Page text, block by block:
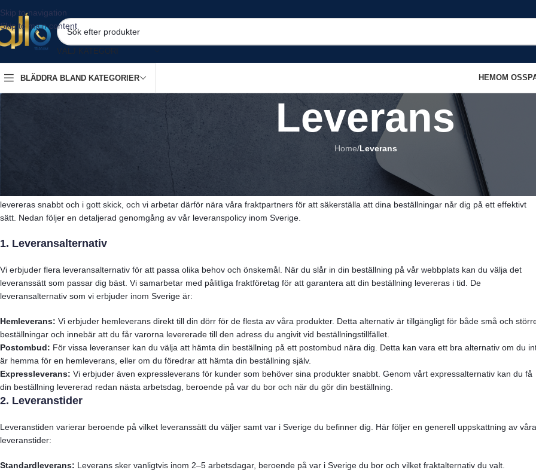
Skip to navigation
Skip to main content
VÄLJ KATEGORI
BLÄDDRA BLAND KATEGORIER HEMOM OSS
Leverans
Home/Leverans
Leveranspolicy hos Allo Telecom inom Sverige
Hos Allo Telecom strävar vi efter att erbjuda våra kunder en smidig och pålitlig leveransupplevelse. Vi förstår hur viktigt det är att dina produkter
levereras snabbt och i gott skick, och vi arbetar därför nära våra fraktpartners för att säkerställa att dina beställningar når dig på ett effektivt
sätt. Nedan följer en detaljerad genomgång av vår leveranspolicy inom Sverige.
1. Leveransalternativ
Vi erbjuder flera leveransalternativ för att passa olika behov och önskemål. När du slår in din beställning på vår webbplats kan du välja det
leveranssätt som passar dig bäst. Vi samarbetar med pålitliga fraktföretag för att garantera att din beställning levereras i tid. De
leveransalternativ som vi erbjuder inom Sverige är:
Hemleverans: Vi erbjuder hemleverans direkt till din dörr för de flesta av våra produkter. Detta alternativ är tillgängligt för både små och
beställningar och innebär att du får varorna levererade till den adress du angivit vid beställningstillfället.
Postombud: För vissa leveranser kan du välja att hämta din beställning på ett postombud nära dig. Detta kan vara ett bra alternativ om du
är hemma för en hemleverans, eller om du föredrar att hämta din beställning själv.
Expressleverans: Vi erbjuder även expressleverans för kunder som behöver sina produkter snabbt. Genom vårt expressalternativ kan du få
din beställning levererad redan nästa arbetsdag, beroende på var du bor och när du gör din beställning.
2. Leveranstider
Leveranstiden varierar beroende på vilket leveranssätt du väljer samt var i Sverige du befinner dig. Här följer en generell uppskattning av våra
leveranstider:
Standardleverans: Leverans sker vanligtvis inom 2–5 arbetsdagar, beroende på var i Sverige du bor och vilket fraktalternativ du valt.